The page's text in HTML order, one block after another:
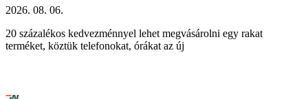
2026. 08. 06.
20 százalékos kedvezménnyel lehet megvásárolni egy rakat
terméket, köztük telefonokat, órákat az új